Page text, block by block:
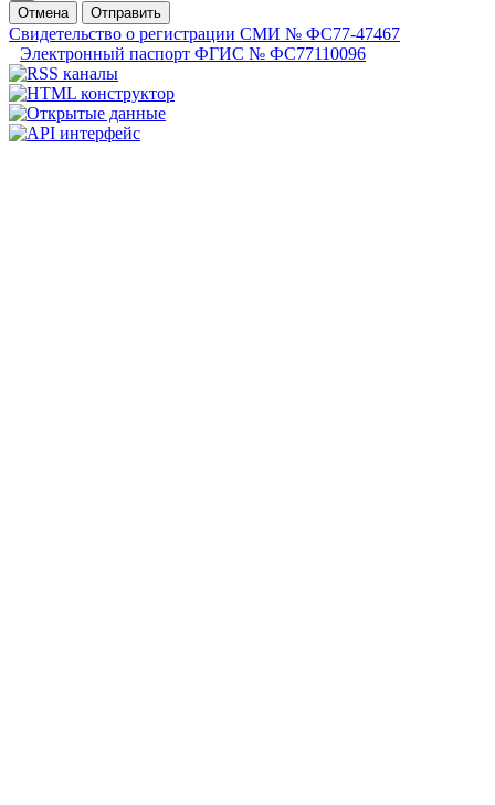
Отмена
Отправить
Свидетельство о регистрации СМИ № ФС77-47467
Электронный паспорт ФГИС № ФС77110096